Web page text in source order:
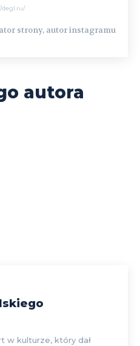
degl.ru/
strony, autor instagramu
autora
w kulturze, który dał